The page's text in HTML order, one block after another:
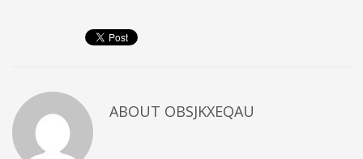
ABOUT OBSJKXEQAU